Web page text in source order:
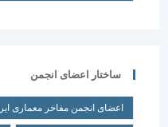
ساختار اعضای انجمن
اعضای انجمن مفاخر معماری ایران (206)